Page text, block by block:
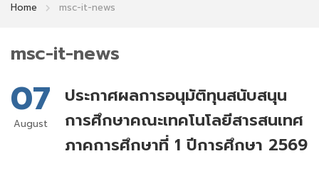
Home msc-it-news
msc-it-news
07
August
ประกาศผลการอนุมัติทุนสนับสนุน
การศึกษาคณะเทคโนโลยีสารสนเทศ
ภาคการศึกษาที่ 1 ปีการศึกษา 2569